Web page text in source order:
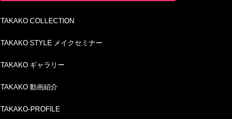
TAKAKO COLLECTION
TAKAKO STYLE メイクセミナー
TAKAKO ギャラリー
TAKAKO 動画紹介
TAKAKO-PROFILE